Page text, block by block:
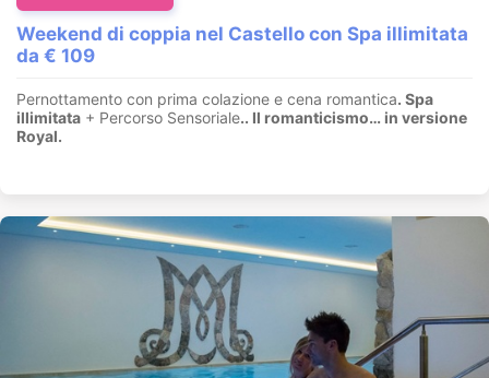
Weekend di coppia nel Castello con Spa illimitata
da € 109
Pernottamento con prima colazione e cena romantica. Spa
illimitata + Percorso Sensoriale.. Il romanticismo… in versione
Royal.